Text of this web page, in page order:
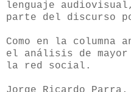
lenguaje
parte del discurso
Como en la columna
el análisis de mayor
la red social.